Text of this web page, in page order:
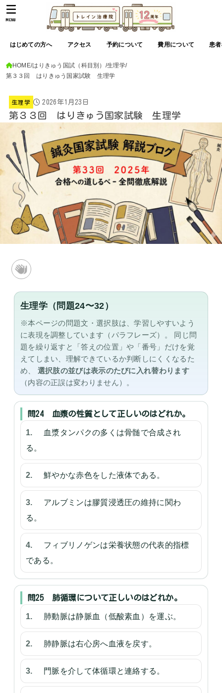
はじめての方へ アクセス 予約について 費用について 患
MENU
HOME はりきゅう国試（科目別）
生理学
第３３回 はりきゅう国家試験 生理学
生理学 2026年1月23日
第３３回 はりきゅう国家試験 生理学
生理学（問題24〜32）
※本ページの問題文・選択肢は、学習しやすいよう
に表現を調整しています（パラフレーズ）。
同じ問
題を繰り返すと「答えの位置」や「番号」だけを覚
えてしまい、理解できているか判断しにくくなるた
め、
選択肢の並びは表示のたびに入れ替わります
（内容の正誤は変わりません）。
問24 血漿の性質として正しいのはどれか。
血漿タンパクの多くは骨髄で合成され
る。
鮮やかな赤色をした液体である。
アルブミンは膠質浸透圧の維持に関わ
る。
フィブリノゲンは栄養状態の代表的指標
である。
問25 肺循環について正しいのはどれか。
肺動脈は静脈血（低酸素血）を運ぶ。
肺静脈は右心房へ血液を戻す。
門脈を介して体循環と連絡する。